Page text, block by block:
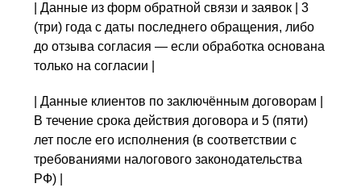
| Данные из форм обратной связи и заявок | 3
(три) года с даты последнего обращения, либо
до отзыва согласия — если обработка основана
только на согласии |
| Данные клиентов по заключённым договорам |
В течение срока действия договора и 5 (пяти)
лет после его исполнения (в соответствии с
требованиями налогового законодательства
РФ) |